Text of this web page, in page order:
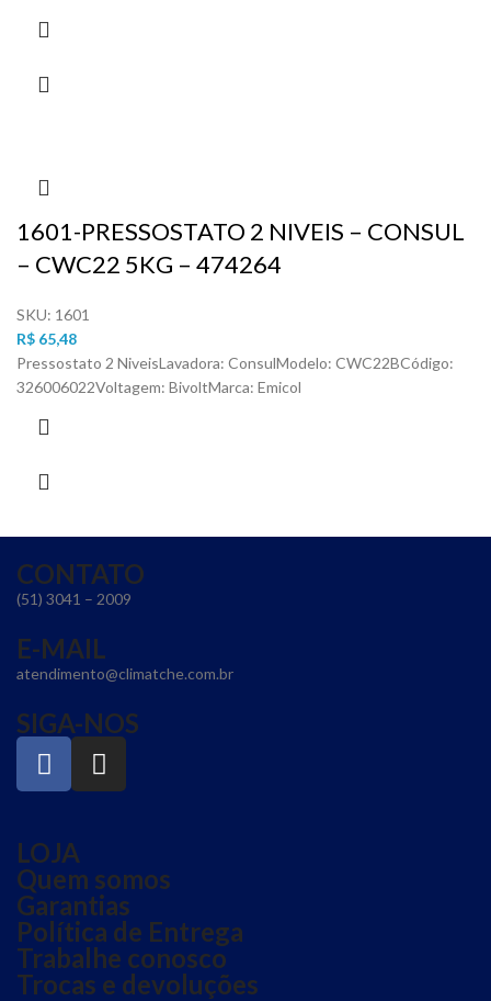
1601-PRESSOSTATO 2 NIVEIS – CONSUL
– CWC22 5KG – 474264
SKU: 1601
R$ 65,48
Pressostato 2 NiveisLavadora: ConsulModelo: CWC22BCódigo:
326006022Voltagem: BivoltMarca: Emicol
CONTATO
(51) 3041 – 2009
E-MAIL
atendimento@climatche.com.br
SIGA-NOS
LOJA
Quem somos
Garantias
Política de Entrega
Trabalhe conosco
Trocas e devoluções